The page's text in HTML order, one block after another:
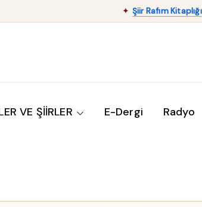
✦ Şiir Rafım Kitaplığı
VE ŞİİRLER E-Dergi Radyo